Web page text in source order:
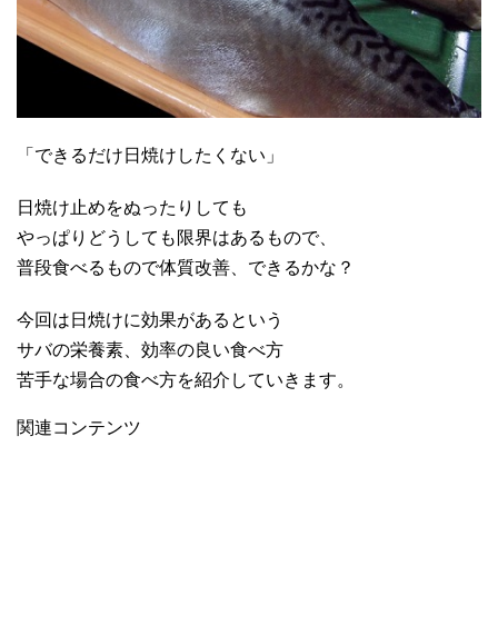
「できるだけ日焼けしたくない」
日焼け止めをぬったりしても
やっぱりどうしても限界はあるもので、
普段食べるもので体質改善、できるかな？
今回は日焼けに効果があるという
サバの栄養素、効率の良い食べ方
苦手な場合の食べ方を紹介していきます。
関連コンテンツ